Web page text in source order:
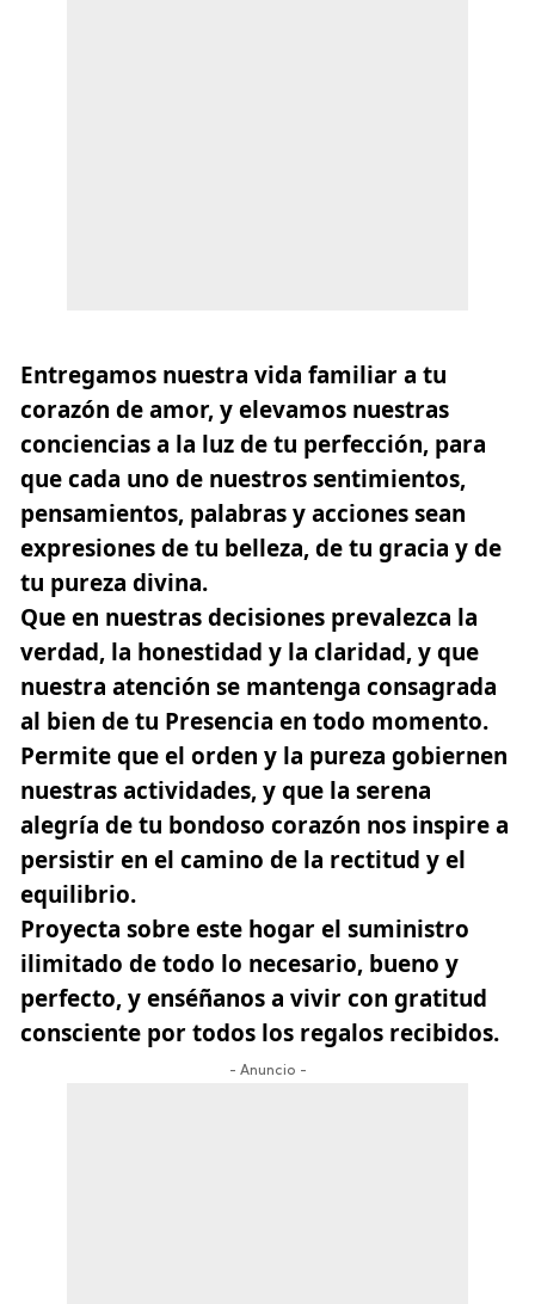
Entregamos nuestra vida familiar a tu
corazón de amor, y elevamos nuestras
conciencias a la luz de tu perfección, para
que cada uno de nuestros sentimientos,
pensamientos, palabras y acciones sean
expresiones de tu belleza, de tu gracia y de
tu pureza divina.
Que en nuestras decisiones prevalezca la
verdad, la honestidad y la claridad, y que
nuestra atención se mantenga consagrada
al bien de tu Presencia en todo momento.
Permite que el orden y la pureza gobiernen
nuestras actividades, y que la serena
alegría de tu bondoso corazón nos inspire a
persistir en el camino de la rectitud y el
equilibrio.
Proyecta sobre este hogar el suministro
ilimitado de todo lo necesario, bueno y
perfecto, y enséñanos a vivir con gratitud
consciente por todos los regalos recibidos.
- Anuncio -